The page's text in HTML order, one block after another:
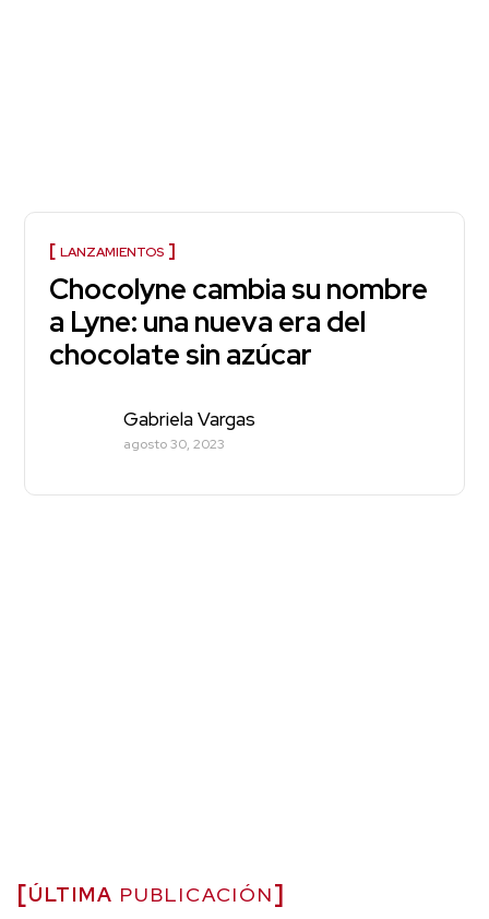
LANZAMIENTOS
Chocolyne cambia su nombre
a Lyne: una nueva era del
chocolate sin azúcar
Gabriela Vargas
agosto 30, 2023
ÚLTIMA PUBLICACIÓN